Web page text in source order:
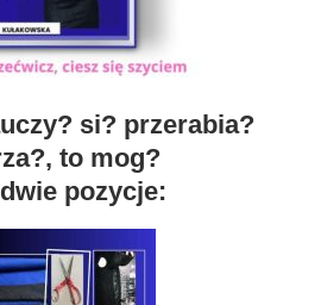
si? przerabia?
to mog?
pozycje: